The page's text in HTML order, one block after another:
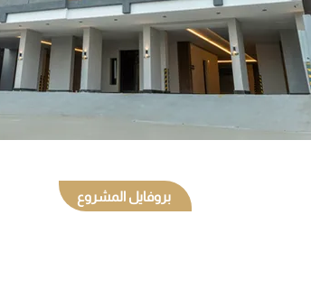
بروفايل المشروع